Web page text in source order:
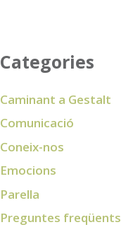
Categories
Caminant a Gestalt
Comunicació
Coneix-nos
Emocions
Parella
Preguntes freqüents